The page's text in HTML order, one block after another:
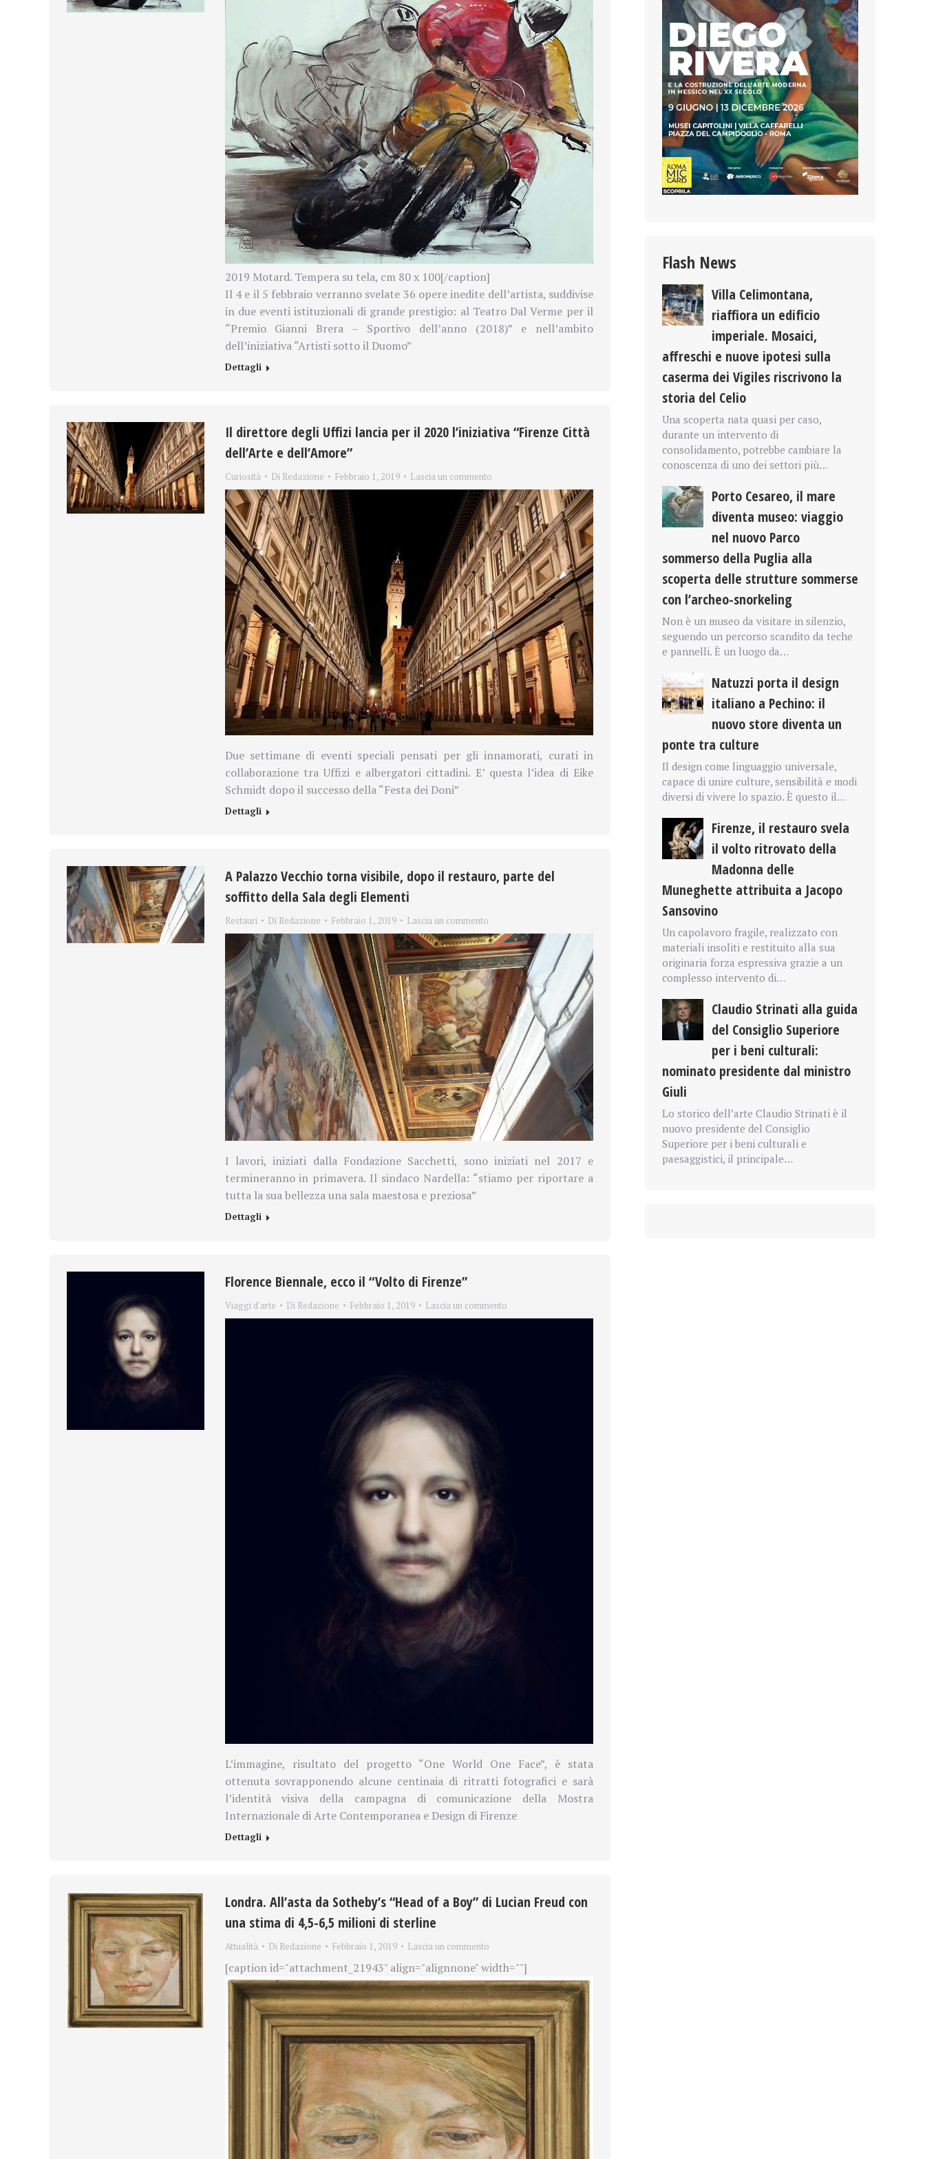
2019 Motard. Tempera su tela, cm 80 x 100[/caption]
Il 4 e il 5 febbraio verranno svelate 36 opere inedite dell’artista, suddivise
in due eventi istituzionali di grande prestigio: al Teatro Dal Verme per il
“Premio Gianni Brera – Sportivo dell’anno (2018)” e nell’ambito
dell’iniziativa “Artisti sotto il Duomo”
Dettagli
Il direttore degli Uffizi lancia per il 2020 l’iniziativa “Firenze Città
dell’Arte e dell’Amore”
Curiosità Di Redazione Febbraio 1, 2019 Lascia un commento
Due settimane di eventi speciali pensati per gli innamorati, curati in
collaborazione tra Uffizi e albergatori cittadini. E’ questa l’idea di Eike
Schmidt dopo il successo della “Festa dei Doni”
Dettagli
A Palazzo Vecchio torna visibile, dopo il restauro, parte del
soffitto della Sala degli Elementi
Restauri Di Redazione Febbraio 1, 2019 Lascia un commento
I lavori, iniziati dalla Fondazione Sacchetti, sono iniziati nel 2017 e
termineranno in primavera. Il sindaco Nardella: “stiamo per riportare a
tutta la sua bellezza una sala maestosa e preziosa”
Dettagli
Florence Biennale, ecco il “Volto di Firenze”
Viaggi d'arte Di Redazione Febbraio 1, 2019 Lascia un commento
L’immagine, risultato del progetto “One World One Face”, è stata
ottenuta sovrapponendo alcune centinaia di ritratti fotografici e sarà
l’identità visiva della campagna di comunicazione della Mostra
Internazionale di Arte Contemporanea e Design di Firenze
Dettagli
Londra. All’asta da Sotheby’s “Head of a Boy” di Lucian Freud con
una stima di 4,5-6,5 milioni di sterline
Attualità Di Redazione Febbraio 1, 2019 Lascia un commento
[caption id="attachment_21943" align="alignnone" width=""]
Flash News
Villa Celimontana,
riaffiora un edificio
imperiale. Mosaici,
affreschi e nuove ipotesi sulla
caserma dei Vigiles riscrivono la
storia del Celio
Una scoperta nata quasi per caso,
durante un intervento di
consolidamento, potrebbe cambiare la
conoscenza di uno dei settori più…
Porto Cesareo, il mare
diventa museo: viaggio
nel nuovo Parco
sommerso della Puglia alla
scoperta delle strutture sommerse
con l’archeo-snorkeling
Non è un museo da visitare in silenzio,
seguendo un percorso scandito da teche
e pannelli. È un luogo da…
Natuzzi porta il design
italiano a Pechino: il
nuovo store diventa un
ponte tra culture
Il design come linguaggio universale,
capace di unire culture, sensibilità e modi
diversi di vivere lo spazio. È questo il…
Firenze, il restauro svela
il volto ritrovato della
Madonna delle
Muneghette attribuita a Jacopo
Sansovino
Un capolavoro fragile, realizzato con
materiali insoliti e restituito alla sua
originaria forza espressiva grazie a un
complesso intervento di…
Claudio Strinati alla guida
del Consiglio Superiore
per i beni culturali:
nominato presidente dal ministro
Giuli
Lo storico dell’arte Claudio Strinati è il
nuovo presidente del Consiglio
Superiore per i beni culturali e
paesaggistici, il principale…